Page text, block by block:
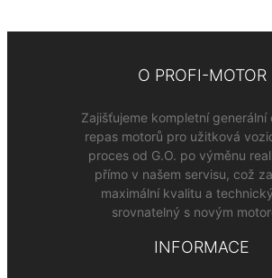
O PROFI-MOTOR
Zajišťujeme kompletní generální
repas motorů pro užitková
proces od G.O. po výměnu
přímo v našem servisu, což
maximální kvalitu a
srovnatelný s novým
INFORMACE